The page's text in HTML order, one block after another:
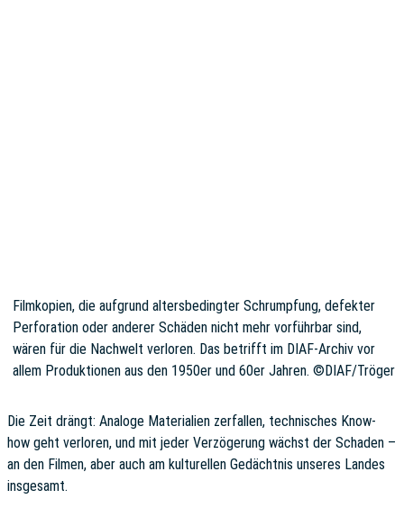
Filmkopien, die aufgrund altersbedingter Schrumpfung, defekter
Perforation oder anderer Schäden nicht mehr vorführbar sind,
wären für die Nachwelt verloren. Das betrifft im DIAF-Archiv vor
allem Produktionen aus den 1950er und 60er Jahren. ©DIAF/Tröger
Die Zeit drängt: Analoge Materialien zerfallen, technisches Know-
how geht verloren, und mit jeder Verzögerung wächst der Schaden –
an den Filmen, aber auch am kulturellen Gedächtnis unseres Landes
insgesamt.